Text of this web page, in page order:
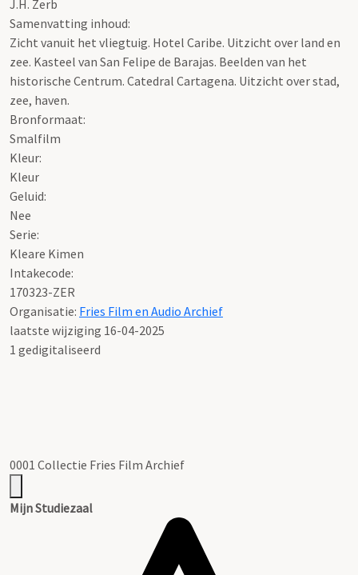
J.H. Zerb
Samenvatting inhoud:
Zicht vanuit het vliegtuig. Hotel Caribe. Uitzicht over land en
zee. Kasteel van San Felipe de Barajas. Beelden van het
historische Centrum. Catedral Cartagena. Uitzicht over stad,
zee, haven.
Bronformaat:
Smalfilm
Kleur:
Kleur
Geluid:
Nee
Serie:
Kleare Kimen
Intakecode:
170323-ZER
Organisatie: Fries Film en Audio Archief
laatste wijziging 16-04-2025
1 gedigitaliseerd
0001 Collectie Fries Film Archief
Mijn Studiezaal